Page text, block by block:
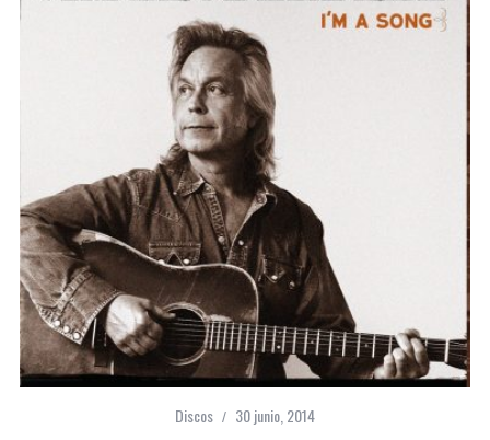
Discos 30 junio, 2014